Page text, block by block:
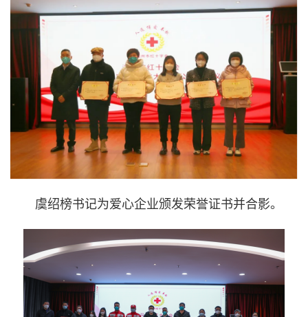
虞绍榜书记为爱心企业颁发荣誉证书并合影。